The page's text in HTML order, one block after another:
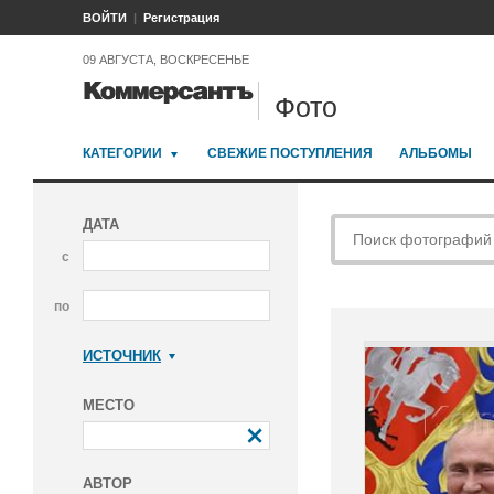
ВОЙТИ Регистрация
09 АВГУСТА, ВОСКРЕСЕНЬЕ
Фото
КАТЕГОРИИ СВЕЖИЕ ПОСТУПЛЕНИЯ АЛЬБОМЫ
ДАТА
с
по
ИСТОЧНИК
МЕСТО
АВТОР